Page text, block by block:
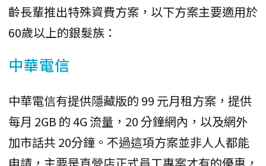
齡長輩推出特殊資費方案，以下方案主要適用於
60歲以上的銀髮族：
中華電信
中華電信有提供隱藏版的 99 元月租方案，提供
每月 2GB 的 4G 流量，20 分鐘網內，以及網外
加市話共 20分鐘。不過這項方案並非人人都能